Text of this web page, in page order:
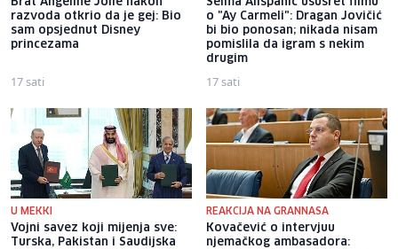
razvoda otkrio da je gej: Bio
sam opsjednut Disney
princezama
17 sati
o "Ay Carmeli": Dragan Jovičić
bi bio ponosan; nikada nisam
pomislila da igram s nekim
drugim
17 sati
U MEKKI
Vojni savez koji mijenja sve:
Turska, Pakistan i Saudijska
REAKCIJA NA GRANNASA
Kovačević o intervjuu
njemačkog ambasadora: